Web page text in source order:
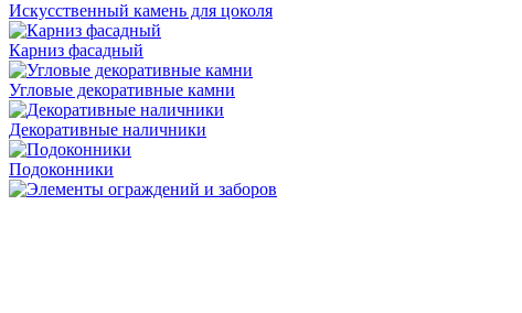
Искусственный камень для цоколя
Карниз фасадный
Угловые декоративные камни
Декоративные наличники
Подоконники